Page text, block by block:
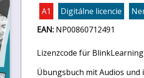
A1 Digitálne licencie
EAN: NP00860712491
Lizenzcode für
Übungsbuch mit Audios